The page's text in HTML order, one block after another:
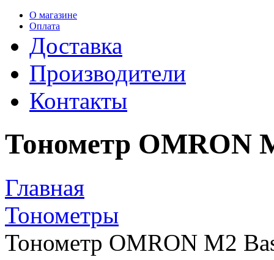
О магазине
Оплата
Доставка
Производители
Контакты
Тонометр OMRON
Главная
Тонометры
Тонометр OMRON M2